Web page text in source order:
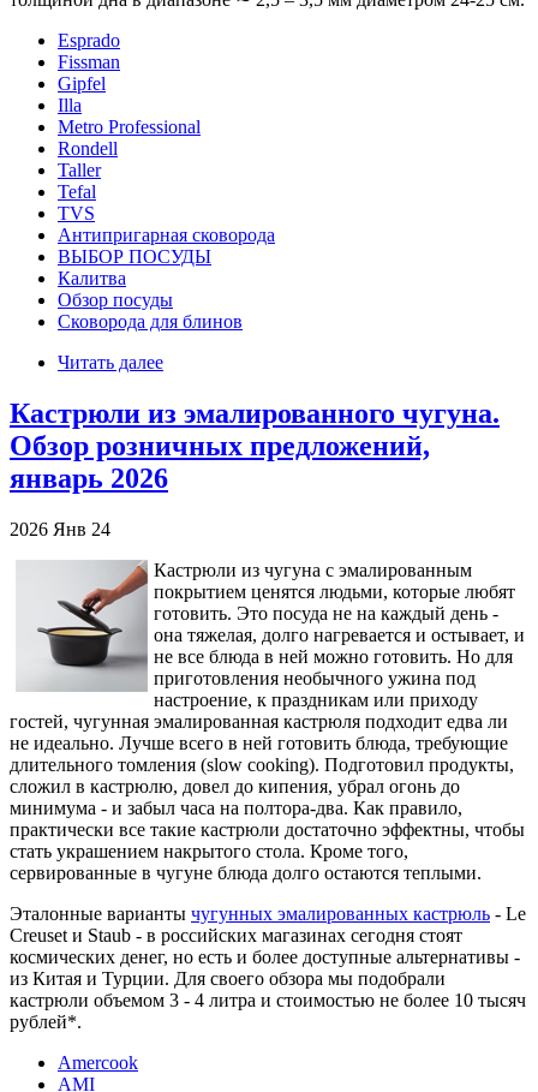
Esprado
Fissman
Gipfel
Illa
Metro Professional
Rondell
Taller
Tefal
TVS
Антипригарная сковорода
ВЫБОР ПОСУДЫ
Калитва
Обзор посуды
Сковорода для блинов
Читать далее
Кастрюли из эмалированного чугуна.
Обзор розничных предложений,
январь 2026
2026 Янв 24
Кастрюли из чугуна с эмалированным
покрытием ценятся людьми, которые любят
готовить. Это посуда не на каждый день -
она тяжелая, долго нагревается и остывает, и
не все блюда в ней можно готовить. Но для
приготовления необычного ужина под
настроение, к праздникам или приходу
гостей, чугунная эмалированная кастрюля подходит едва ли
не идеально. Лучше всего в ней готовить блюда, требующие
длительного томления (slow cooking). Подготовил продукты,
сложил в кастрюлю, довел до кипения, убрал огонь до
минимума - и забыл часа на полтора-два. Как правило,
практически все такие кастрюли достаточно эффектны, чтобы
стать украшением накрытого стола. Кроме того,
сервированные в чугуне блюда долго остаются теплыми.
Эталонные варианты чугунных эмалированных кастрюль - Le
Creuset и Staub - в российских магазинах сегодня стоят
космических денег, но есть и более доступные альтернативы -
из Китая и Турции. Для своего обзора мы подобрали
кастрюли объемом 3 - 4 литра и стоимостью не более 10 тысяч
рублей*.
Amercook
AMI